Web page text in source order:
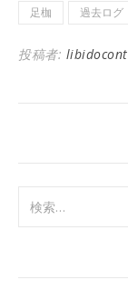
足枷
過去ログ
投稿者: